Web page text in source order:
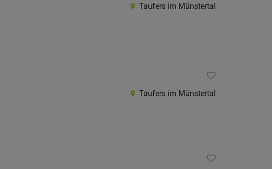
Taufers im Münstertal
Taufers im Münstertal